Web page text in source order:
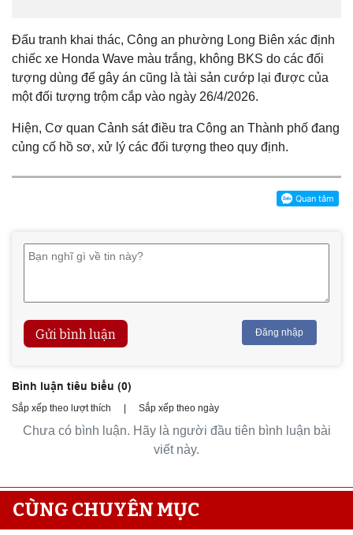
Đấu tranh khai thác, Công an phường Long Biên xác định
chiếc xe Honda Wave màu trắng, không BKS do các đối
tượng dùng để gây án cũng là tài sản cướp lại được của
một đối tượng trộm cắp vào ngày 26/4/2026.
Hiện, Cơ quan Cảnh sát điều tra Công an Thành phố đang
củng cố hồ sơ, xử lý các đối tượng theo quy định.
Gửi bình luận Đăng nhập
Bình luận tiêu biểu (0)
Sắp xếp theo lượt thích Sắp xếp theo ngày
Chưa có bình luận. Hãy là người đầu tiên bình luận bài
viết này.
CÙNG CHUYÊN MỤC